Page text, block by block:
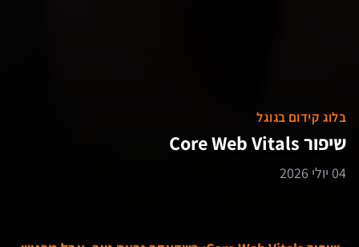
בלוג קידום בגוגל
שיפור Core Web Vitals
04 יולי 2026